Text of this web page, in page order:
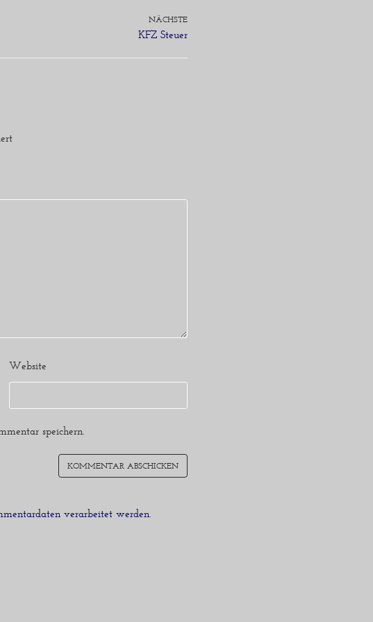
NÄCHSTE
KFZ Steuer
Website
speichern.
verarbeitet werden.